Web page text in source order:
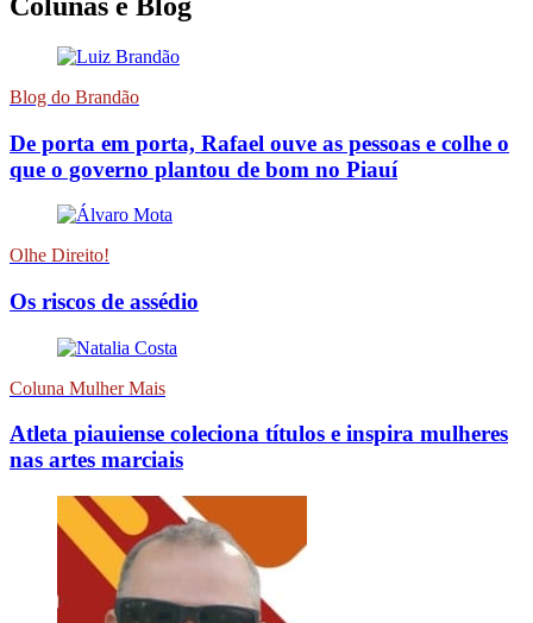
Blog do Brandão
De porta em porta, Rafael ouve as pessoas e colhe o
que o governo plantou de bom no Piauí
Olhe Direito!
Os riscos de assédio
Coluna Mulher Mais
Atleta piauiense coleciona títulos e inspira mulheres
nas artes marciais